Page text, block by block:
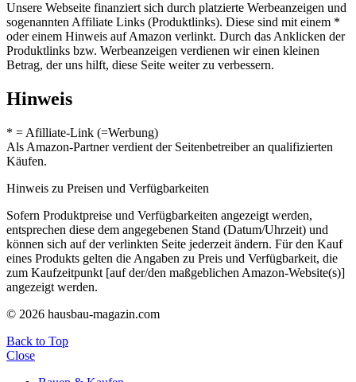
Unsere Webseite finanziert sich durch platzierte Werbeanzeigen und
sogenannten Affiliate Links (Produktlinks). Diese sind mit einem *
oder einem Hinweis auf Amazon verlinkt. Durch das Anklicken der
Produktlinks bzw. Werbeanzeigen verdienen wir einen kleinen
Betrag, der uns hilft, diese Seite weiter zu verbessern.
Hinweis
* = Afilliate-Link (=Werbung)
Als Amazon-Partner verdient der Seitenbetreiber an qualifizierten
Käufen.
Hinweis zu Preisen und Verfügbarkeiten
Sofern Produktpreise und Verfügbarkeiten angezeigt werden,
entsprechen diese dem angegebenen Stand (Datum/Uhrzeit) und
können sich auf der verlinkten Seite jederzeit ändern. Für den Kauf
eines Produkts gelten die Angaben zu Preis und Verfügbarkeit, die
zum Kaufzeitpunkt [auf der/den maßgeblichen Amazon-Website(s)]
angezeigt werden.
© 2026 hausbau-magazin.com
Back to Top
Close